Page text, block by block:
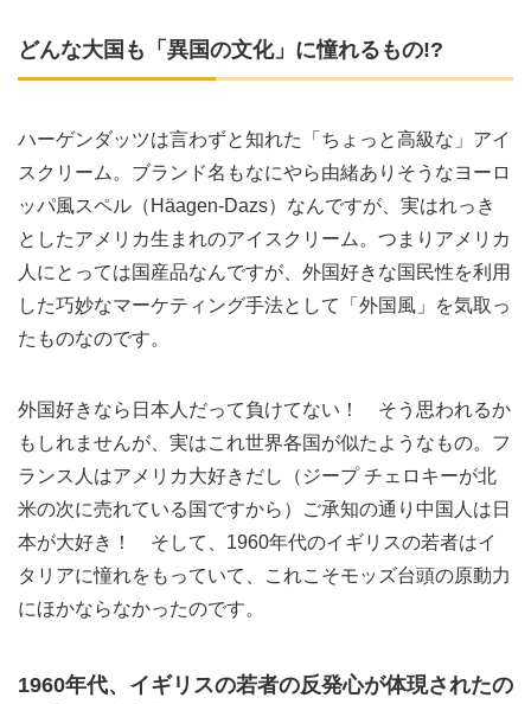
どんな大国も「異国の文化」に憧れるもの!?
ハーゲンダッツは言わずと知れた「ちょっと高級な」アイ
スクリーム。ブランド名もなにやら由緒ありそうなヨーロ
ッパ風スペル（Häagen-Dazs）なんですが、実はれっき
としたアメリカ生まれのアイスクリーム。つまりアメリカ
人にとっては国産品なんですが、外国好きな国民性を利用
した巧妙なマーケティング手法として「外国風」を気取っ
たものなのです。
外国好きなら日本人だって負けてない！ そう思われるか
もしれませんが、実はこれ世界各国が似たようなもの。フ
ランス人はアメリカ大好きだし（ジープ チェロキーが北
米の次に売れている国ですから）ご承知の通り中国人は日
本が大好き！ そして、1960年代のイギリスの若者はイ
タリアに憧れをもっていて、これこそモッズ台頭の原動力
にほかならなかったのです。
1960年代、イギリスの若者の反発心が体現されたの